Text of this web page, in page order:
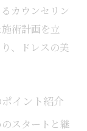
カウンセリン
術計画を立
、ドレスの美
イント紹介
スタートと継